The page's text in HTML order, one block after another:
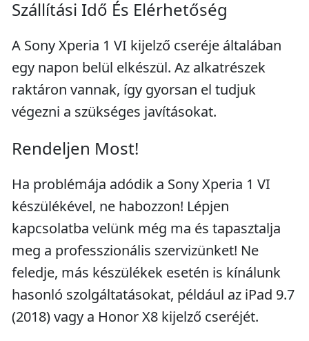
Szállítási Idő És Elérhetőség
A Sony Xperia 1 VI kijelző cseréje általában
egy napon belül elkészül. Az alkatrészek
raktáron vannak, így gyorsan el tudjuk
végezni a szükséges javításokat.
Rendeljen Most!
Ha problémája adódik a Sony Xperia 1 VI
készülékével, ne habozzon! Lépjen
kapcsolatba velünk még ma és tapasztalja
meg a professzionális szervizünket! Ne
feledje, más készülékek esetén is kínálunk
hasonló szolgáltatásokat, például az iPad 9.7
(2018) vagy a Honor X8 kijelző cseréjét.